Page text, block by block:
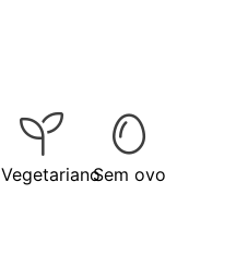
VegetarianoSem ovo